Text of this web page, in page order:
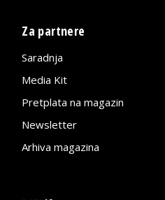
Za partnere
Saradnja
Media Kit
Pretplata na magazin
Newsletter
Arhiva magazina